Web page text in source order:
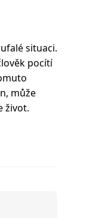
situaci.
pocítí
může
život.